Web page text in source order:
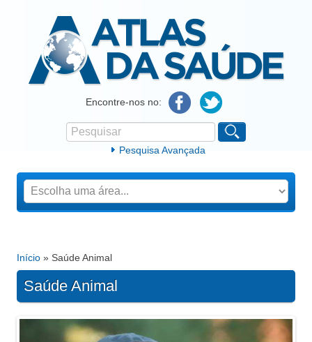
Atlas da SaúdeEncontre-nos no:
Formulário de procura
Pesquisar
Pesquisa Avançada
Está aqui
Início » Saúde Animal
Saúde Animal